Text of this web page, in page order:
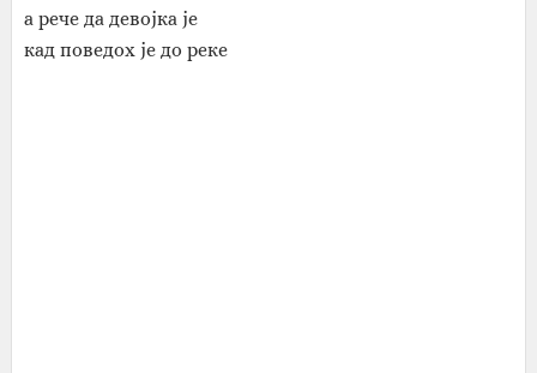
а рече да девојка је
кад поведох је до реке